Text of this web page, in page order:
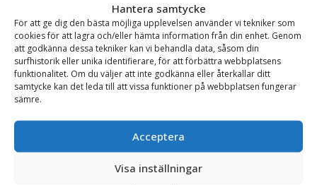
Hantera samtycke
För att ge dig den bästa möjliga upplevelsen använder vi tekniker som
cookies för att lagra och/eller hämta information från din enhet. Genom
att godkänna dessa tekniker kan vi behandla data, såsom din
surfhistorik eller unika identifierare, för att förbättra webbplatsens
funktionalitet. Om du väljer att inte godkänna eller återkallar ditt
samtycke kan det leda till att vissa funktioner på webbplatsen fungerar
sämre.
Acceptera
Visa inställningar
Frontplaneringsskopa PLA – fäste L30, bredd 1500 mm,
djup 800 mm, vikt 250 kg, för maskinvikt 1-4 ton
Frontplaneringsskopa för maskiner 1-4 ton.En robust
och högpresterande frontplaneringsskopa som är framtagen
för noggrann finplanering, markjustering och
materialfördelning – ett oumbärligt redskap inom både
entreprenad och lantbruk.